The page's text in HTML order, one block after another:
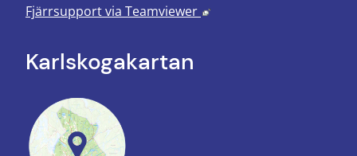
Fjärrsupport via Teamviewer Länk till annan
Karlskoga­kartan